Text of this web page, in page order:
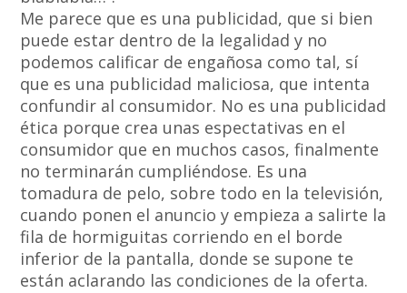
Me parece que es una publicidad, que si bien
puede estar dentro de la legalidad y no
podemos calificar de engañosa como tal, sí
que es una publicidad maliciosa, que intenta
confundir al consumidor. No es una publicidad
ética porque crea unas espectativas en el
consumidor que en muchos casos, finalmente
no terminarán cumpliéndose. Es una
tomadura de pelo, sobre todo en la televisión,
cuando ponen el anuncio y empieza a salirte la
fila de hormiguitas corriendo en el borde
inferior de la pantalla, donde se supone te
están aclarando las condiciones de la oferta.